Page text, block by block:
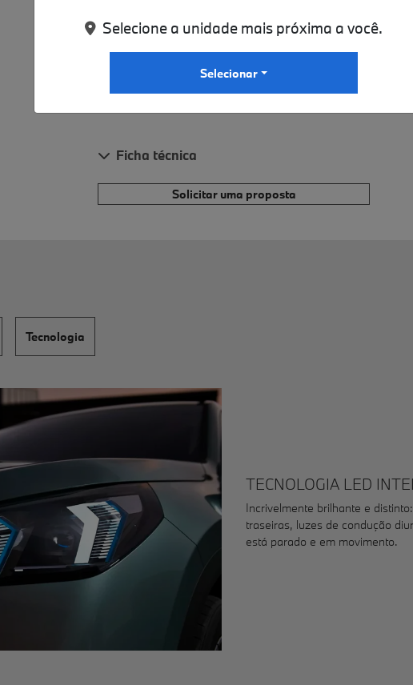
BMW Live Cockpit Plus com visor curvo BMW
+ Ver mais itens de série
Ficha técnica
Solicitar uma proposta
Tecnologia
TECNOLOGIA LED
Incrivelmente brilhante e
traseiras, luzes de condução
está parado e em movimento.
Selecione a unidade mais próxima a você.
Selecionar